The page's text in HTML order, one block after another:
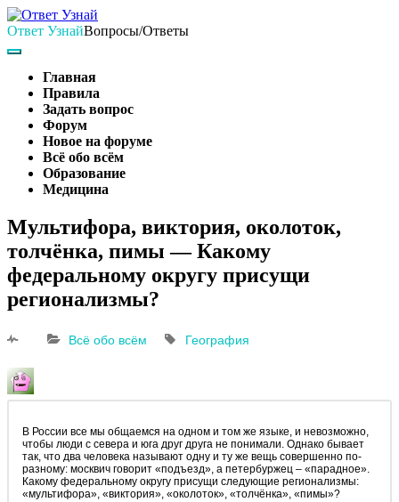
Skip
to
content
Ответ УзнайВопросы/Ответы
Search
Main
Navigation
Главная
Правила
Задать вопрос
Форум
Новое на форуме
Всё обо всём
Образование
Медицина
Search
Мультифора, виктория, околоток,
толчёнка, пимы — Какому
федеральному округу присущи
регионализмы?
Всё обо всём География
В России все мы общаемся на одном и том же языке, и невозможно,
чтобы люди с севера и юга друг друга не понимали. Однако бывает
так, что два человека называют одну и ту же вещь совершенно по-
разному: москвич говорит «подъезд», а петербуржец – «парадное».
Какому федеральному округу присущи следующие регионализмы:
«мультифора», «виктория», «околоток», «толчёнка», «пимы»?